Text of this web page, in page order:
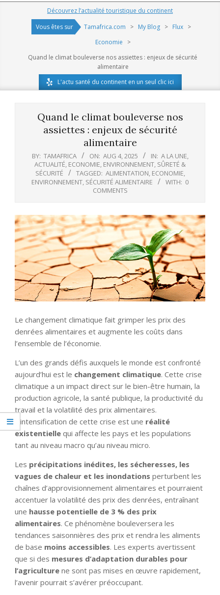
Navigation
Découvrez l’actualité touristique du continent
Vous êtes sur
Tamafrica.com > My Blog > Flux >
Economie
>
Quand le climat bouleverse nos assiettes : enjeux de sécurité
alimentaire
L'actu santé du continent en un seul clic ici
Quand le climat bouleverse nos
assiettes : enjeux de sécurité
alimentaire
BY: TAMAFRICA ON: AUG 4, 2025 IN: A LA UNE,
ACTUALITÉ, ECONOMIE, ENVIRONNEMENT, SÛRETÉ &
SÉCURITÉ
TAGGED: ALIMENTATION, ECONOMIE,
ENVIRONNEMENT, SÉCURITÉ ALIMENTAIRE WITH: 0
COMMENTS
Le changement climatique fait grimper les prix des
denrées alimentaires et augmente les coûts dans
l’ensemble de l’économie.
L’un des grands défis auxquels le monde est confronté
aujourd’hui est le changement climatique. Cette crise
climatique a un impact direct sur le bien-être humain, la
production agricole, la santé publique, la productivité du
travail et la volatilité des prix alimentaires.
L’intensification de cette crise est une réalité
existentielle qui affecte les pays et les populations
tant au niveau macro qu’au niveau micro.
Les précipitations inédites, les sécheresses, les
vagues de chaleur et les inondations perturbent les
chaînes d’approvisionnement alimentaires et pourraient
accentuer la volatilité des prix des denrées, entraînant
une hausse potentielle de 3 % des prix
alimentaires. Ce phénomène bouleversera les
tendances saisonnières des prix et rendra les aliments
de base moins accessibles. Les experts avertissent
que si des mesures d’adaptation durables pour
l’agriculture ne sont pas mises en œuvre rapidement,
l’avenir pourrait s’avérer préoccupant.